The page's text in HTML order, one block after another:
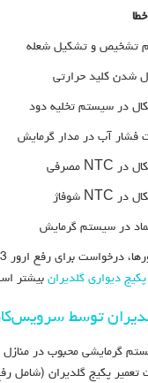
دیواری گلدیرانبیشتر
توسط
گرمایشی محبوب در
تعمیر پکیج گلدیران